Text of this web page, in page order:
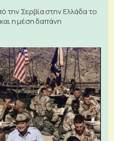
την Σερβία στην Ελλάδα το
η μέση δαπάνη